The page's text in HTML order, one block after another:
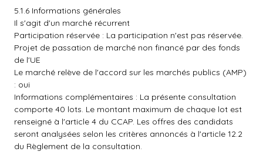
5.1.6 Informations générales
Il s'agit d'un marché récurrent
Participation réservée : La participation n'est pas réservée.
Projet de passation de marché non financé par des fonds
de l'UE
Le marché relève de l'accord sur les marchés publics (AMP)
: oui
Informations complémentaires : La présente consultation
comporte 40 lots. Le montant maximum de chaque lot est
renseigné à l'article 4 du CCAP. Les offres des candidats
seront analysées selon les critères annoncés à l'article 12.2
du Règlement de la consultation.